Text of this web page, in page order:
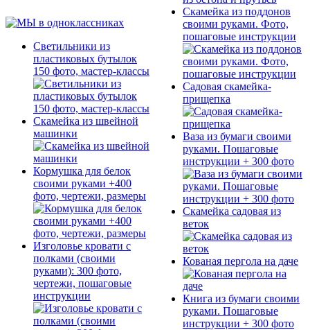
Светильники из
пластиковых бутылок
150 фото, мастер-классы
Скамейка из швейной
машинки
Кормушка для белок
своими руками +400
фото, чертежи, размеры
Изголовье кровати с
полками (своими
руками): 300 фото,
чертежи, пошаговые
инструкции
Скамейка из поддонов
своими руками. Фото,
пошаговые инструкции
Садовая скамейка-
прищепка
Ваза из бумаги своими
руками. Пошаговые
инструкции + 300 фото
Скамейка садовая из
веток
Кованая пергола на даче
Книга из бумаги своими
руками. Пошаговые
инструкции + 300 фото